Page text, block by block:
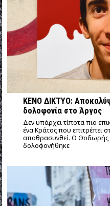
ΚΕΝΟ ΔΙΚΤΥΟ:
δολοφονία στο Άργος
Δεν υπάρχει τίποτα πιο
ένα Κράτος που επιτρέπει
αποθρασυνθεί. Ο Θοδωρής
δολοφονήθηκε